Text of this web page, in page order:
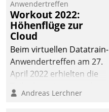
Anwendertreffen
Workout 2022:
Höhenflüge zur
Cloud
Beim virtuellen Datatrain-
Anwendertreffen am 27.
April 2022 erhielten die
Teilnehmer kurzweilige
Andreas Lerchner